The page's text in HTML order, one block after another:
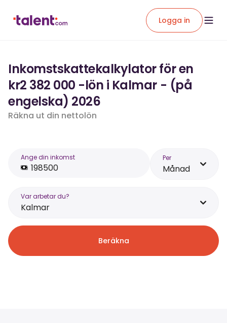
Logga in
Inkomstskattekalkylator för en
kr2 382 000 -lön i Kalmar - (på
engelska) 2026
Räkna ut din nettolön
Ange din inkomst Per
Månad
Var arbetar du?
Kalmar
Beräkna